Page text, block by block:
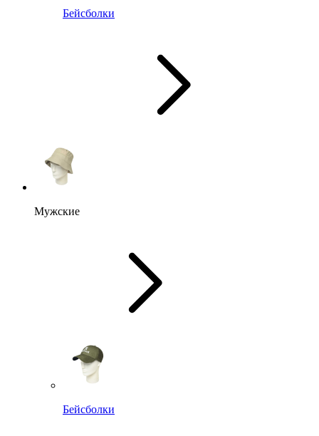
Бейсболки
Мужские
Бейсболки